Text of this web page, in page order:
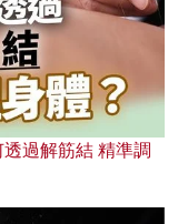
過解筋結 精準調